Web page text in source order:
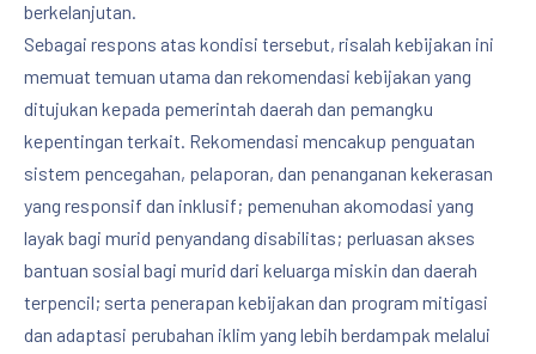
berkelanjutan.
Sebagai respons atas kondisi tersebut, risalah kebijakan ini
memuat temuan utama dan rekomendasi kebijakan yang
ditujukan kepada pemerintah daerah dan pemangku
kepentingan terkait. Rekomendasi mencakup penguatan
sistem pencegahan, pelaporan, dan penanganan kekerasan
yang responsif dan inklusif; pemenuhan akomodasi yang
layak bagi murid penyandang disabilitas; perluasan akses
bantuan sosial bagi murid dari keluarga miskin dan daerah
terpencil; serta penerapan kebijakan dan program mitigasi
dan adaptasi perubahan iklim yang lebih berdampak melalui